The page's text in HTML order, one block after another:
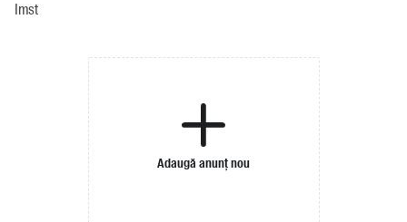
Imst
Adaugă anunț nou